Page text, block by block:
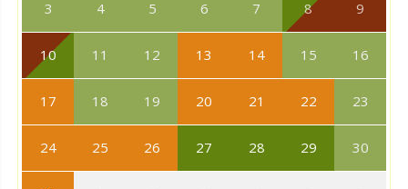
3 4 5 6 7 8 9
10 11 12 13 14 15 16
17 18 19 20 21 22 23
24 25 26 27 28 29 30